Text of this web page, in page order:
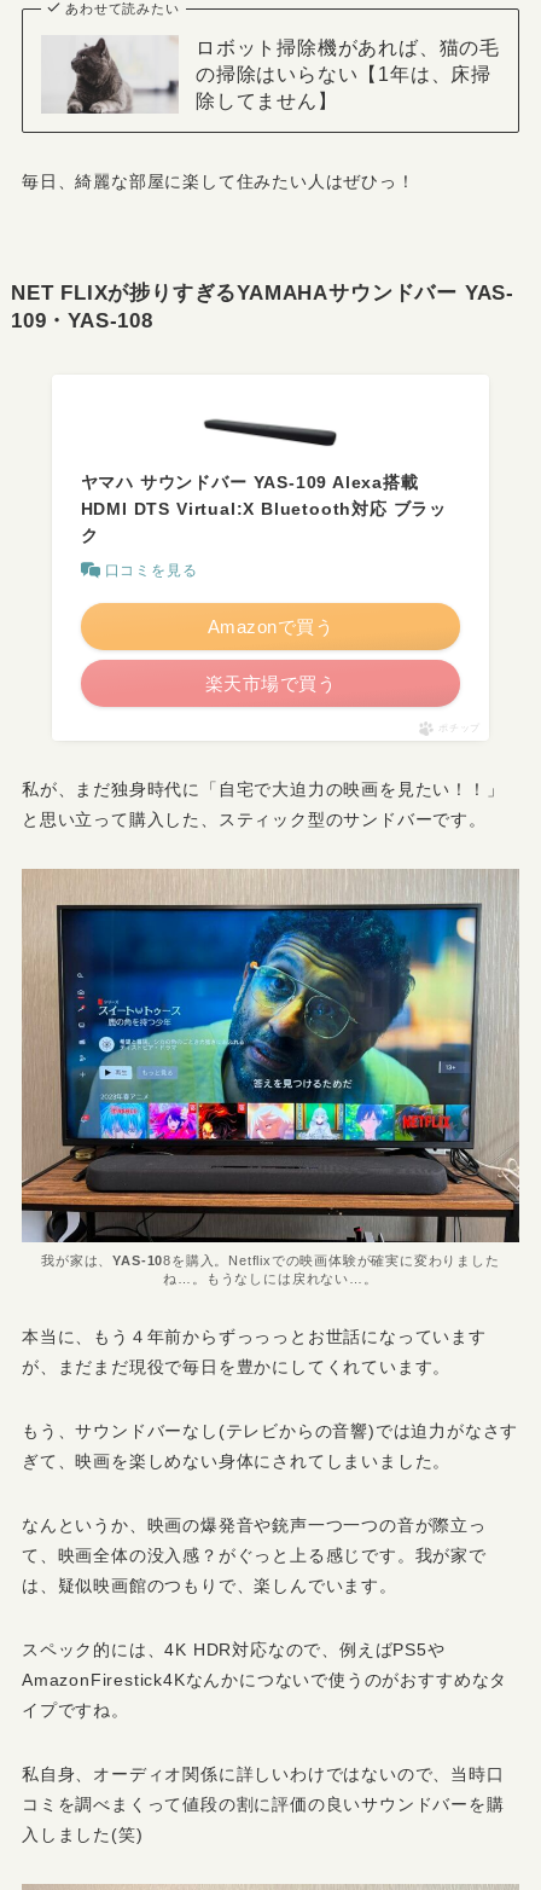
あわせて読みたい
ロボット掃除機があれば、猫の毛
の掃除はいらない【1年は、床掃
除してません】
毎日、綺麗な部屋に楽して住みたい人はぜひっ！
NET FLIXが捗りすぎるYAMAHAサウンドバー YAS-
109 ・YAS-108
ヤマハ サウンドバー YAS-109 Alexa搭載
HDMI DTS Virtual:X Bluetooth対応 ブラッ
ク
口コミを見る
Amazonで買う
楽天市場で買う
ポチップ
私が、まだ独身時代に「自宅で大迫力の映画を見たい！！」
と思い立って購入した、スティック型のサンドバーです。
我が家は、YAS-108を購入。Netflixでの映画体験が確実に変わりました
ね…。もうなしには戻れない…。
本当に、もう４年前からずっっっとお世話になっています
が、まだまだ現役で毎日を豊かにしてくれています。
もう、サウンドバーなし(テレビからの音響)では迫力がなさす
ぎて、映画を楽しめない身体にされてしまいました。
なんというか、映画の爆発音や銃声一つ一つの音が際立っ
て、映画全体の没入感？がぐっと上る感じです。我が家で
は、疑似映画館のつもりで、楽しんでいます。
スペック的には、4K HDR対応なので、例えばPS5や
AmazonFirestick4Kなんかにつないで使うのがおすすめなタ
イプですね。
私自身、オーディオ関係に詳しいわけではないので、当時口
コミを調べまくって値段の割に評価の良いサウンドバーを購
入しました(笑)